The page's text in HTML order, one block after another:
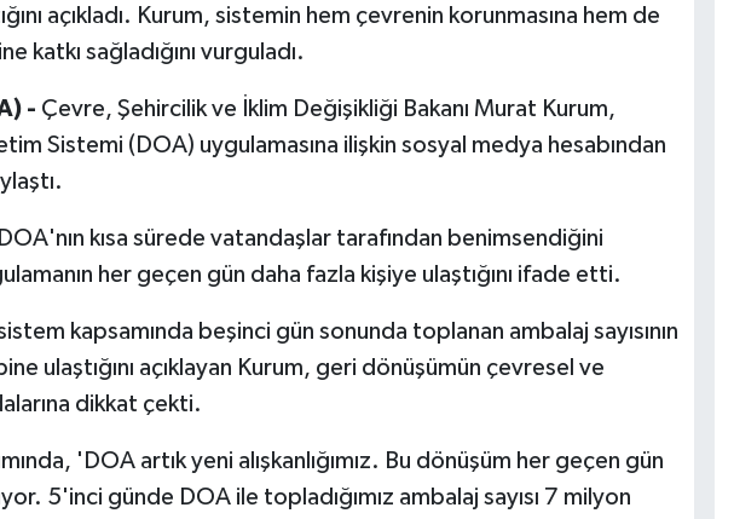
açıkladı. Kurum, sistemin hem çevrenin korunmasına hem de
katkı sağladığını vurguladı.
- Çevre, Şehircilik ve İklim Değişikliği Bakanı Murat Kurum,
Sistemi (DOA) uygulamasına ilişkin sosyal medya hesabından
kısa sürede vatandaşlar tarafından benimsendiğini
her geçen gün daha fazla kişiye ulaştığını ifade etti.
sistem kapsamında beşinci gün sonunda toplanan ambalaj sayısının
ulaştığını açıklayan Kurum, geri dönüşümün çevresel ve
dikkat çekti.
'DOA artık yeni alışkanlığımız. Bu dönüşüm her geçen gün
5'inci günde DOA ile topladığımız ambalaj sayısı 7 milyon